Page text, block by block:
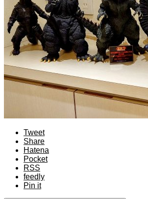
Tweet
Share
Hatena
Pocket
RSS
feedly
Pin it